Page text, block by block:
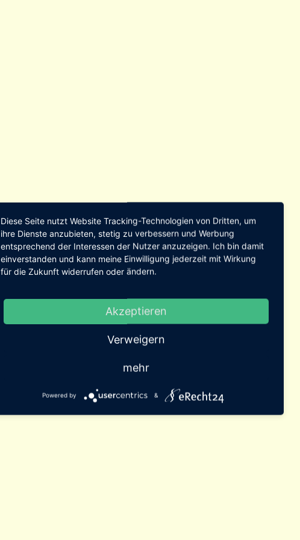
Diese Seite nutzt Website Tracking-Technologien von Dritten, um
ihre Dienste anzubieten, stetig zu verbessern und Werbung
entsprechend der Interessen der Nutzer anzuzeigen. Ich bin damit
einverstanden und kann meine Einwilligung jederzeit mit Wirkung
für die Zukunft widerrufen oder ändern.
Akzeptieren
Verweigern
mehr
Powered by &